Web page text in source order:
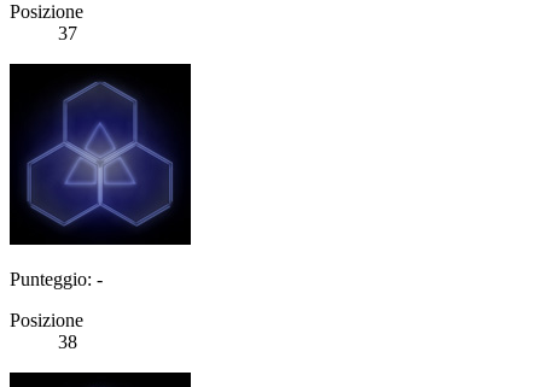
Posizione
37
Punteggio: -
Posizione
38